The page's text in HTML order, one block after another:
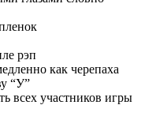
рэп
как черепаха
“У”
всех участников игры